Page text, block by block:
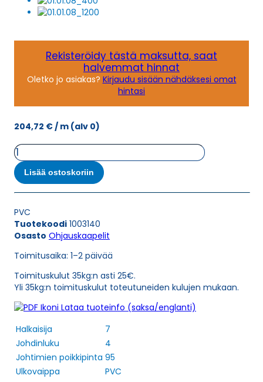
Rekisteröidy tästä maksutta, saat
halvemmat hinnat
Oletko jo asiakas? Kirjaudu sisään nähdäksesi omat
hintasi
204,72 €/ m (alv 0)
Ohjauskaapeli
ÖPVC-
JZ
0,6/1
KV
SCHWARZ
4G95
määrä
Lisää ostoskoriin
PVC
Tuotekoodi 1003140
Osasto Ohjauskaapelit
Toimitusaika: 1–2 päivää
Toimituskulut 35kg:n asti 25€.
Yli 35kg:n toimituskulut toteutuneiden kulujen mukaan.
Lataa tuoteinfo (saksa/englanti)
Halkaisija
7
Johdinluku
4
Johtimien poikkipinta 95
Ulkovaippa
PVC